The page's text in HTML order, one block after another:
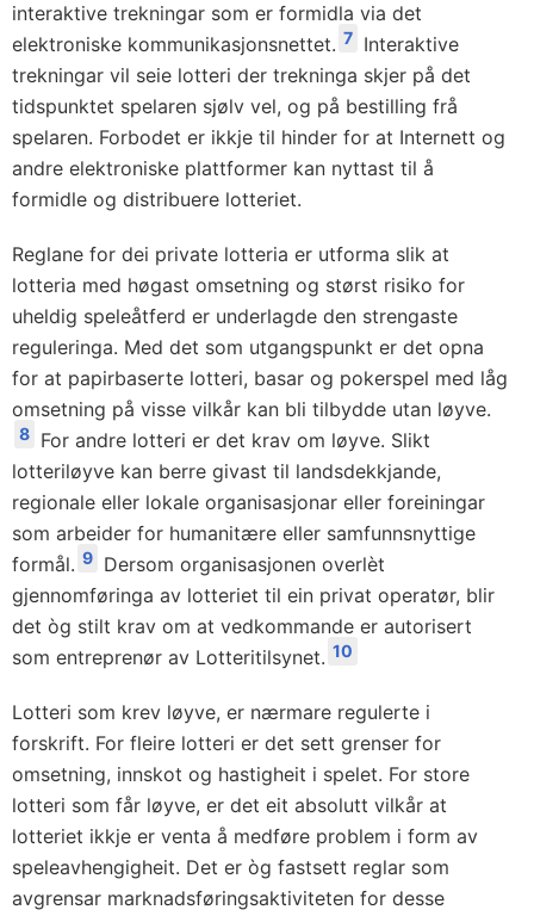
interaktive trekningar som er formidla via det
elektroniske kommunikasjonsnettet. 7 Interaktive
trekningar vil seie lotteri der trekninga skjer på det
tidspunktet spelaren sjølv vel, og på bestilling frå
spelaren. Forbodet er ikkje til hinder for at Internett og
andre elektroniske plattformer kan nyttast til å
formidle og distribuere lotteriet.
Reglane for dei private lotteria er utforma slik at
lotteria med høgast omsetning og størst risiko for
uheldig speleåtferd er underlagde den strengaste
reguleringa. Med det som utgangspunkt er det opna
for at papirbaserte lotteri, basar og pokerspel med låg
omsetning på visse vilkår kan bli tilbydde utan løyve.
8 For andre lotteri er det krav om løyve. Slikt
lotteriløyve kan berre givast til landsdekkjande,
regionale eller lokale organisasjonar eller foreiningar
som arbeider for humanitære eller samfunnsnyttige
formål. 9 Dersom organisasjonen overlèt
gjennomføringa av lotteriet til ein privat operatør, blir
det òg stilt krav om at vedkommande er autorisert
som entreprenør av Lotteritilsynet. 10
Lotteri som krev løyve, er nærmare regulerte i
forskrift. For fleire lotteri er det sett grenser for
omsetning, innskot og hastigheit i spelet. For store
lotteri som får løyve, er det eit absolutt vilkår at
lotteriet ikkje er venta å medføre problem i form av
speleavhengigheit. Det er òg fastsett reglar som
avgrensar marknadsføringsaktiviteten for desse